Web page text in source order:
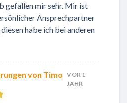
gefallen mir sehr. Mir ist
Ansprechpartner
habe ich bei anderen
von Timo
VOR 1
JAHR